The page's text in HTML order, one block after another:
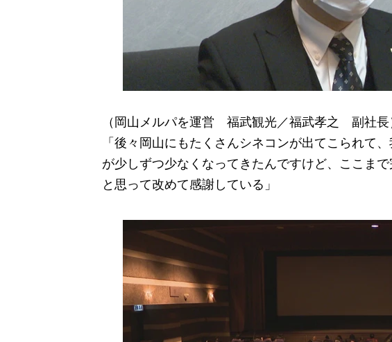
（岡山メルパを運営 福武観光／福武孝之 副社長
「後々岡山にもたくさんシネコンが出てこられて
が少しずつ少なくなってきたんですけど、ここま
と思って改めて感謝している」